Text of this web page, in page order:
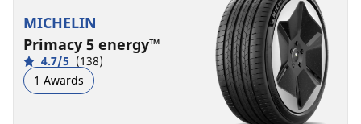
MICHELIN
Primacy 5 energy™
4.7/5 (138)
1 Awards